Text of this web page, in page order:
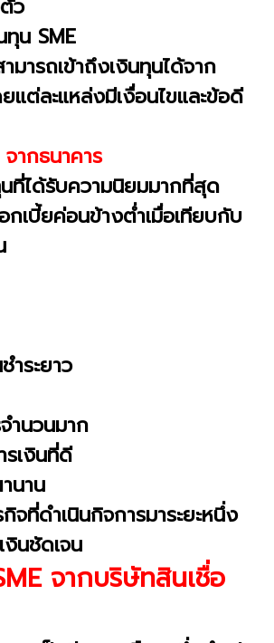
ว
ทุน SME
มารถเข้าถึงเงินทุนได้จาก
แต่ละแหล่งมีเงื่อนไขและข้อดี
จากธนาคาร
ที่ได้รับความนิยมมากที่สุด
กเบี้ยค่อนข้างต่ำเมื่อเทียบกับ
ำระยาว
ำนวนมาก
เงินที่ดี
นาน
กิจที่ดำเนินกิจการมาระยะหนึ่ง
นชัดเจน
จากบริษัทสินเชื่อ